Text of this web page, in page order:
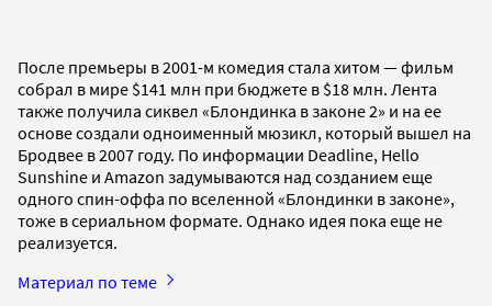
После премьеры в 2001-м комедия стала хитом — фильм
собрал в мире $141 млн при бюджете в $18 млн. Лента
также получила сиквел «Блондинка в законе 2» и на ее
основе создали одноименный мюзикл, который вышел на
Бродвее в 2007 году. По информации Deadline, Hello
Sunshine и Amazon задумываются над созданием еще
одного спин-оффа по вселенной «Блондинки в законе»,
тоже в сериальном формате. Однако идея пока еще не
реализуется.
Материал по теме